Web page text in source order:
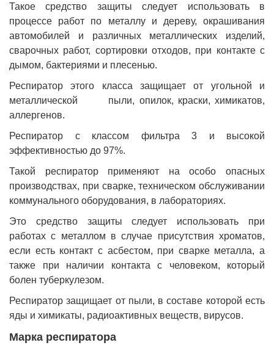
Такое средство защиты следует использовать в
процессе работ по металлу и дереву, окрашивания
автомобилей и различных металлических изделий,
сварочных работ, сортировки отходов, при контакте с
дымом, бактериями и плесенью.
Респиратор этого класса защищает от угольной и
металлической пыли, опилок, краски, химикатов,
аллергенов.
Респиратор с классом фильтра 3 и высокой
эффективностью до 97%.
Такой респиратор применяют на особо опасных
производствах, при сварке, техническом обслуживании
коммунального оборудования, в лабораториях.
Это средство защиты следует использовать при
работах с металлом в случае присутствия хроматов,
если есть контакт с асбестом, при сварке металла, а
также при наличии контакта с человеком, который
болен туберкулезом.
Респиратор защищает от пыли, в составе которой есть
яды и химикаты, радиоактивных веществ, вирусов.
Марка респиратора